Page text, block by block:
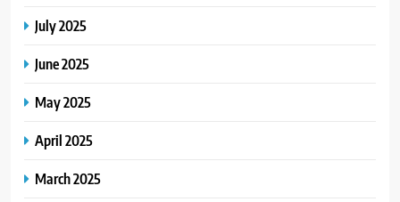
July 2025
June 2025
May 2025
April 2025
March 2025